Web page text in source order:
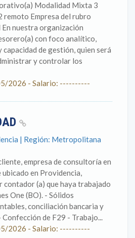
Modalidad Mixta 3
remoto Empresa del rubro
nuestra organización
con foco analítico,
de gestión, quien será
y controlar los
2026 - Salario: ----------
| Región: Metropolitana
empresa de consultoría en
en Providencia,
contador (a) que haya trabajado
One (BO). - Sólidos
conciliación bancaria y
de F29 - Trabajo...
2026 - Salario: ----------